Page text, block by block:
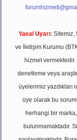
Yasal Uyarı: Sitemiz,
ve İletişim Kurumu
hizmet
denetleme veya
üyelerimiz yazdıkları
üye olarak bu
herhangi bir
bulunmamaktadır.